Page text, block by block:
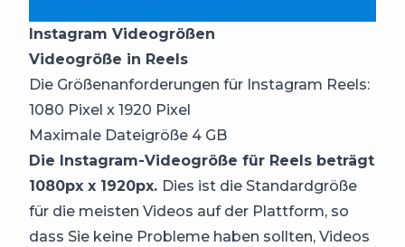
Instagram Videogrößen
Videogröße in Reels
Die Größenanforderungen für Instagram Reels:
1080 Pixel x 1920 Pixel
Maximale Dateigröße 4 GB
Die Instagram-Videogröße für Reels beträgt
1080px x 1920px. Dies ist die Standardgröße
für die meisten Videos auf der Plattform, so
dass Sie keine Probleme haben sollten, Videos